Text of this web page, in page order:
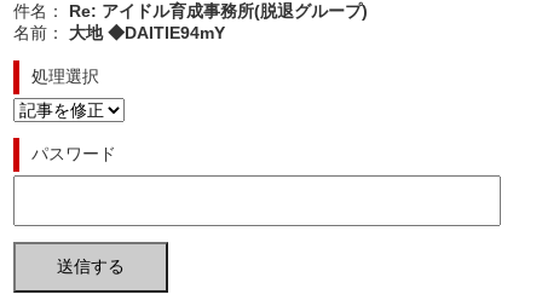
件名： Re: アイドル育成事務所(脱退グループ)
名前： 大地 ◆DAITIE94mY
処理選択
パスワード